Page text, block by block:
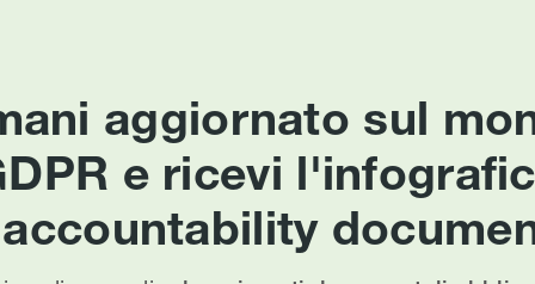
aggiornato sul
e ricevi